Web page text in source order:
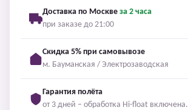
Доставка по Москве за 2 часа
при заказе до 21:00
Скидка 5% при самовывозе
м. Бауманская / Электрозаводская
Гарантия полёта
от 3 дней – обработка Hi-float включена.